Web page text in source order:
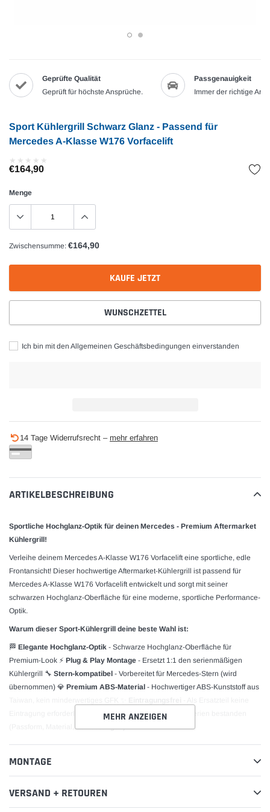
Geprüfte Qualität
Geprüft für höchste Ansprüche.
Passgenauigkeit
Immer der richtige
Sport Kühlergrill Schwarz Glanz - Passend für
Mercedes A-Klasse W176 Vorfacelift
★
★ ★
★ ★
★ ★
★ ★
★
€164,90
Menge
Zwischensumme: €164,90
KAUFE JETZT
WUNSCHZETTEL
Ich bin mit den Allgemeinen Geschäftsbedingungen einverstanden
wird
zum
hinzugefügt
14 Tage Widerrufsrecht – mehr erfahren
ARTIKELBESCHREIBUNG
Sportliche Hochglanz-Optik für deinen Mercedes - Premium Aftermarket
Kühlergrill!
Verleihe deinem Mercedes A-Klasse W176 Vorfacelift eine sportliche, edle
Frontansicht! Dieser hochwertige Aftermarket-Kühlergrill ist passend für
Mercedes A-Klasse W176 Vorfacelift entwickelt und sorgt mit seiner
schwarzen Hochglanz-Oberfläche für eine moderne, sportliche Performance-
Optik.
Warum dieser Sport-Kühlergrill deine beste Wahl ist:
🏁 Elegante Hochglanz-Optik - Schwarze Hochglanz-Oberfläche für
Premium-Look ⚡ Plug & Play Montage - Ersetzt 1:1 den serienmäßigen
Kühlergrill 🔧 Stern-kompatibel - Vorbereitet für Mercedes-Stern (wird
übernommen) 💎 Premium ABS-Material - Hochwertiger ABS-Kunststoff aus
Geprüfte Qualität- 16 Prüfkriterien bestanden
(Passform, Material, Abmessungen)
Technische Spezifikationen:
Kompatibel mit:
MEHR ANZEIGEN
MONTAGE
VERSAND + RETOUREN